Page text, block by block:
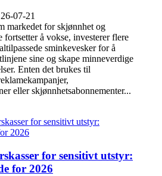
07-21
markedet for skjønnhet og
fortsetter å vokse, investerer flere
sminkevesker for å
sine og skape minneverdige
Enten det brukes til
eller skjønnhetsabonnementer...
for sensitivt utstyr:
for 2026